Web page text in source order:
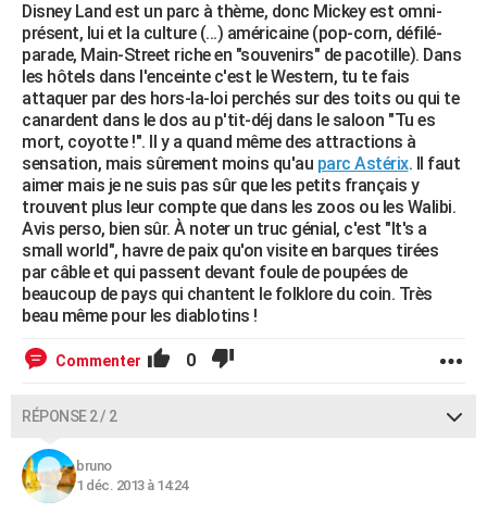
S'inscrire
Se connecter
Lycées
Collèges
Primaires
Universités
Entreprises
Service militaire
Avis de recherche
AVIS DE DÉCÈS
FORUM
Bricolage
Lifestyle
Culture
Sport
Auto
Television
Voyage
Cinema
Disney Land est un parc à thème, donc Mickey est omni-
présent, lui et la culture (...) américaine (pop-corn, défilé-
parade, Main-Street riche en "souvenirs" de pacotille). Dans
les hôtels dans l'enceinte c'est le Western, tu te fais
attaquer par des hors-la-loi perchés sur des toits ou qui te
canardent dans le dos au p'tit-déj dans le saloon "Tu es
mort, coyotte !". Il y a quand même des attractions à
sensation, mais sûrement moins qu'au parc Astérix. Il faut
aimer mais je ne suis pas sûr que les petits français y
trouvent plus leur compte que dans les zoos ou les Walibi.
Avis perso, bien sûr. À noter un truc génial, c'est "It's a
small world", havre de paix qu'on visite en barques tirées
par câble et qui passent devant foule de poupées de
beaucoup de pays qui chantent le folklore du coin. Très
beau même pour les diablotins !
Commenter 0
RÉPONSE 2 / 2
bruno
1 déc. 2013 à 14:24